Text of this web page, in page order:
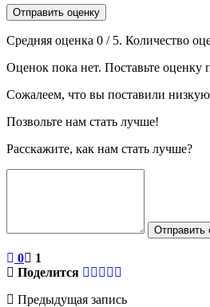
Отправить оценку
Средняя оценка 0 / 5. Количество
Оценок пока нет. Поставьте оценку
Сожалеем, что вы поставили
Позвольте нам стать лучше!
Расскажите, как нам стать лучше?
Отправить
0
1
Поделится
Предыдущая запись